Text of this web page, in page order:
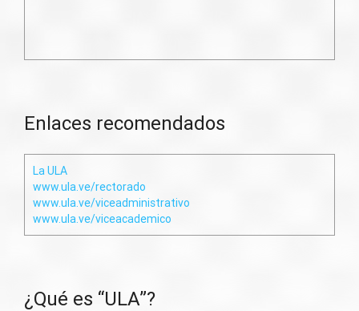
Enlaces recomendados
La ULA
www.ula.ve/rectorado
www.ula.ve/viceadministrativo
www.ula.ve/viceacademico
¿Qué es “ULA”?